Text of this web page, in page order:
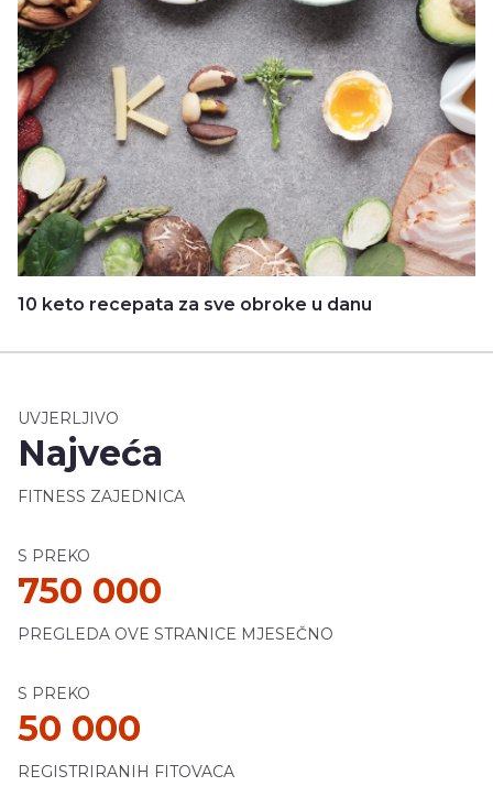
10 keto recepata za sve obroke u danu
UVJERLJIVO
Najveća
FITNESS ZAJEDNICA
S PREKO
750 000
PREGLEDA OVE STRANICE MJESEČNO
S PREKO
50 000
REGISTRIRANIH FITOVACA